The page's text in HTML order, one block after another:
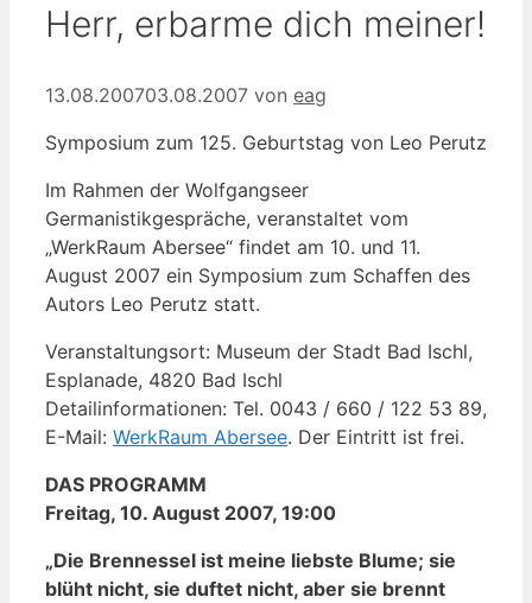
Herr, erbarme dich meiner!
13.08.200703.08.2007 von eag
Symposium zum 125. Geburtstag von Leo Perutz
Im Rahmen der Wolfgangseer
Germanistikgespräche, veranstaltet vom
„WerkRaum Abersee“ findet am 10. und 11.
August 2007 ein Symposium zum Schaffen des
Autors Leo Perutz statt.
Veranstaltungsort: Museum der Stadt Bad Ischl,
Esplanade, 4820 Bad Ischl
Detailinformationen: Tel. 0043 / 660 / 122 53 89,
E-Mail: WerkRaum Abersee. Der Eintritt ist frei.
DAS PROGRAMM
Freitag, 10. August 2007, 19:00
„Die Brennessel ist meine liebste Blume; sie
blüht nicht, sie duftet nicht, aber sie brennt